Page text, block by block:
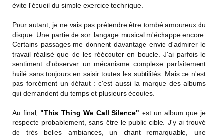
évite l'écueil du simple exercice technique.
Pour autant, je ne vais pas prétendre être tombé amoureux du
disque. Une partie de son langage musical m'échappe encore.
Certains passages me donnent davantage envie d'admirer le
travail réalisé que de les réécouter en boucle. J'ai parfois le
sentiment d'observer un mécanisme complexe parfaitement
huilé sans toujours en saisir toutes les subtilités. Mais ce n'est
pas forcément un défaut : c'est aussi la marque des albums
qui demandent du temps et plusieurs écoutes.
Au final, "This Thing We Call Silence" est un album que je
respecte probablement, sans être le public cible. J'y ai trouvé
de très belles ambiances, un chant remarquable, une